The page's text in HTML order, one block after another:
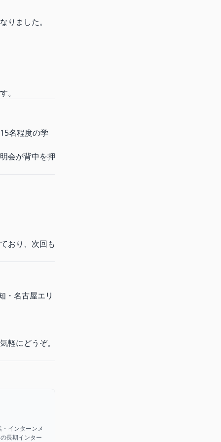
りました。
。
名程度の学
会が背中を押
おり、次回も
・名古屋エリ
軽にどうぞ。
インターンメ
長期インター